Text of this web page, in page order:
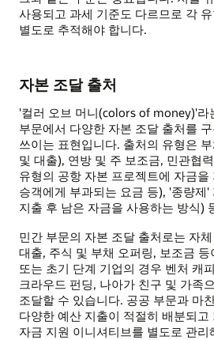
사용되고 과세 기준도 다르므로 각
별도로 추적해야 합니다.
자본 조달 출처
'컬러 오브 머니(colors of money)'라
부문에서 다양한 자본 조달 출처를
쓰이는 표현입니다. 출처의 유형은
및 대출), 연방 및 주 보조금, 민관협
유형의 공항 자본 프로젝트에 자금을
승객에게 부과되는 요금 등), '종량제'
지출 후 남은 자금을 사용하는 방식)
민간 부문의 자본 조달 출처로는 자
대출, 주식 및 부채 오퍼링, 보조금
또는 초기 단계 기업의 경우 벤처 캐
크라우드 펀딩, 나아가 친구 및 가족
조달할 수 있습니다. 공공 부문과 마
다양한 예산 지출이 적절히 배분되
자금 지원 이니셔티브를 별도로 관리